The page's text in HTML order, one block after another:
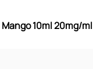
10ml 20mg/ml